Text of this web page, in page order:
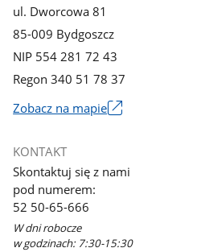
ul. Dworcowa 81
85-009 Bydgoszcz
NIP 554 281 72 43
Regon 340 51 78 37
Zobacz na mapie
się
w
nowym
oknie
KONTAKT
Skontaktuj się z nami
pod numerem:
52 50-65-666
W dni robocze
w godzinach: 7:30-15:30